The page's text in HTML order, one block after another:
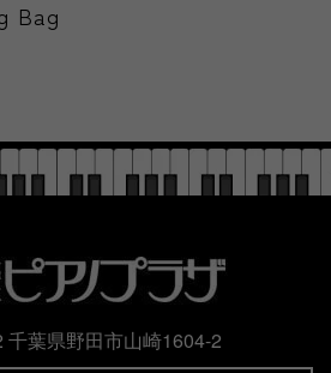
Bag
千葉県野田市山崎1604-2